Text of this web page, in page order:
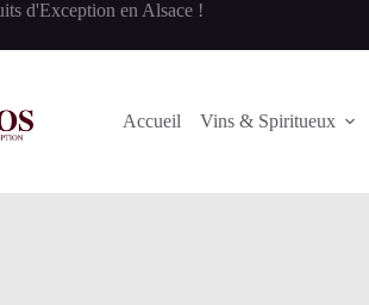
d'Exception en Alsace !
Accueil Vins & Spiritueux